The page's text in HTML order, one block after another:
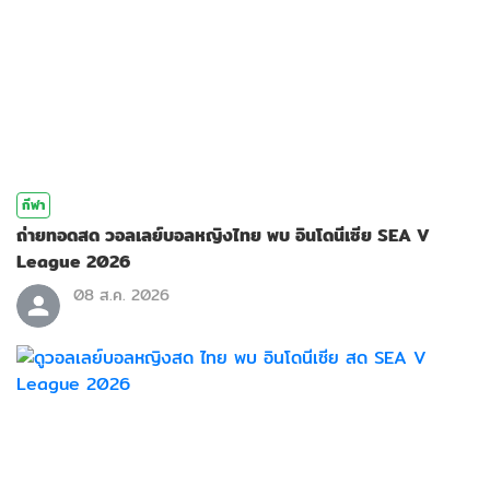
กีฬา
ถ่ายทอดสด วอลเลย์บอลหญิงไทย พบ อินโดนีเซีย SEA V
League 2026
08 ส.ค. 2026